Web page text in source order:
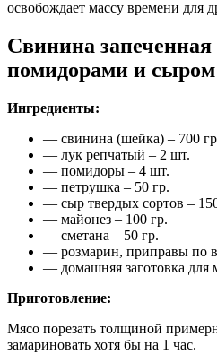
освобождает массу времени для
Свинина запеченная
помидорами и сыром
Ингредиенты:
— свинина (шейка) – 700
— лук репчатый – 2 шт.
— помидоры – 4 шт.
— петрушка – 50 гр.
— сыр твердых сортов –
— майонез – 100 гр.
— сметана – 50 гр.
— розмарин, приправы по
— домашняя заготовка для
Приготовление:
Мясо порезать толщиной
замариновать хотя бы на 1 час.